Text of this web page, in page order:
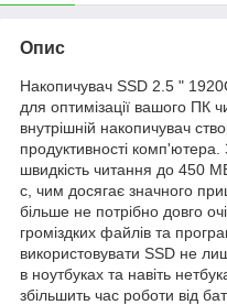
Опис
Накопичувач SSD 2.5 "
для оптимізації вашого ПК
внутрішній накопичувач
продуктивності
швидкість читання до 450
с, чим досягає значного
більше не потрібно довго
громіздких файлів та
використовувати SSD не
в ноутбуках та навіть
збільшить час роботи від